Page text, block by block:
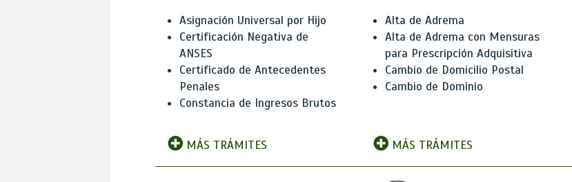
Asignación Universal por Hijo
Certificación Negativa de
ANSES
Certificado de Antecedentes
Penales
Constancia de Ingresos Brutos
MÁS TRÁMITES
Alta de Adrema
Alta de Adrema con Mensuras
para Prescripción Adquisitiva
Cambio de Domicilio Postal
Cambio de Dominio
MÁS TRÁMITES